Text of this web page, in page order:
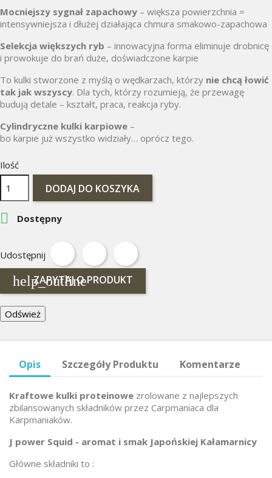
Mocniejszy sygnał zapachowy – większa powierzchnia =
intensywniejsza i dłużej działająca chmura smakowo-zapachowa
Selekcja większych ryb – innowacyjna forma eliminuje drobnicę
i prowokuje do brań duże, doświadczone karpie
To kulki stworzone z myślą o wędkarzach, którzy nie chcą łowić
tak jak wszyscy. Dla tych, którzy rozumieją, że przewagę
budują detale – kształt, praca, reakcja ryby.
Cylindryczne kulki karpiowe –
bo karpie już wszystko widziały… oprócz tego.
Ilość
DODAJ DO KOSZYKA
 Dostępny
Udostępnij
help_outline
ZAPYTAJ O PRODUKT
Opis Szczegóły Produktu Komentarze
Kraftowe kulki proteinowe zrolowane z najlepszych
zbilansowanych składników przez Carpmaniaca dla
Karpmaniaków.
J power Squid - aromat i smak Japońskiej Kałamarnicy
Główne składniki to :